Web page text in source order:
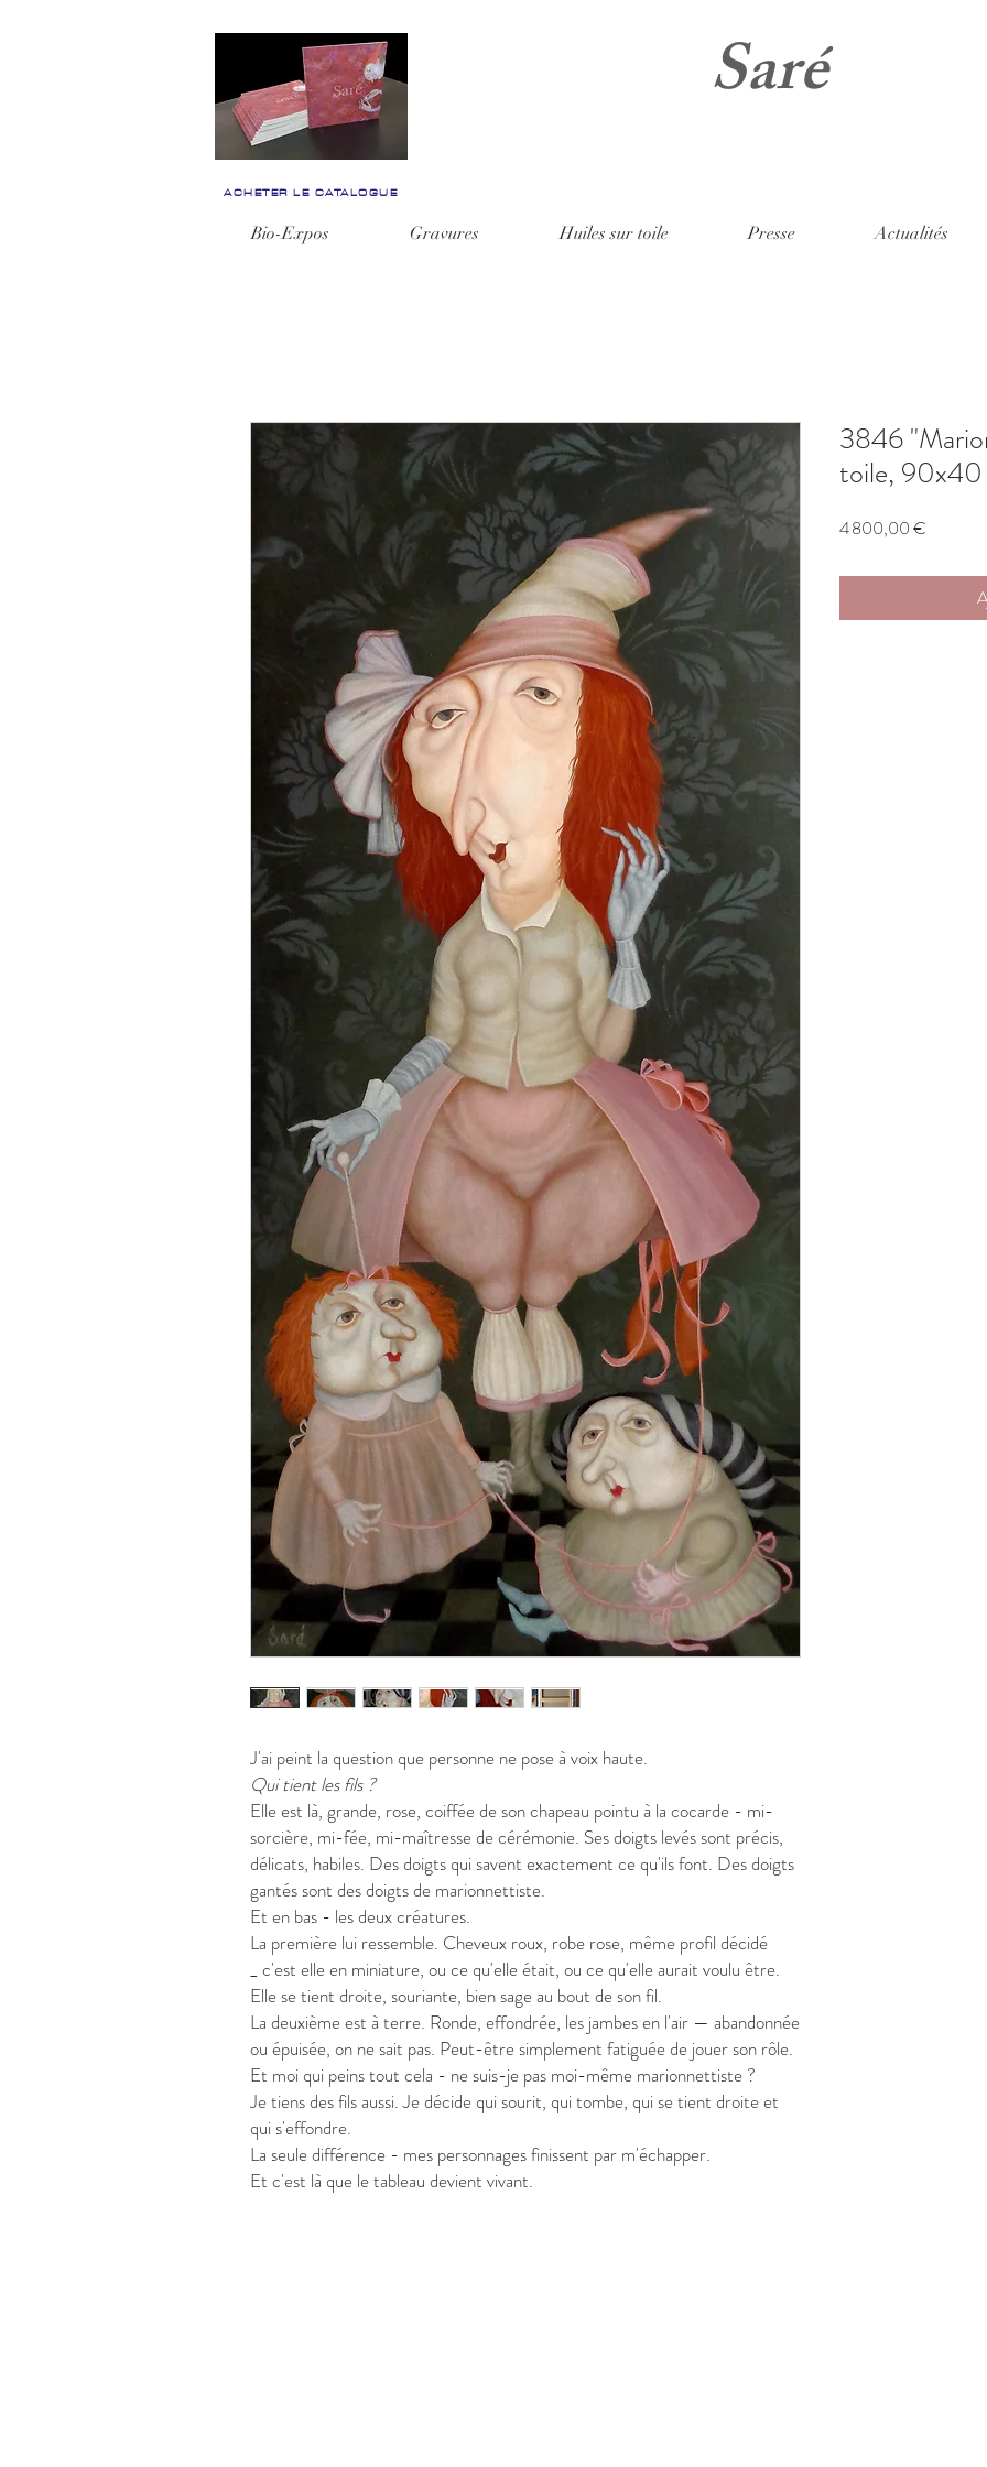
Saré
ACHETER LE CATALOGUE
Bio-Expos Gravures Huiles sur toile Presse Actualités
J'ai peint la question que personne ne pose à voix haute.
Qui tient les fils ?
Elle est là, grande, rose, coiffée de son chapeau pointu à la cocarde - mi-
sorcière, mi-fée, mi-maîtresse de cérémonie. Ses doigts levés sont précis,
délicats, habiles. Des doigts qui savent exactement ce qu'ils font. Des doigts
gantés sont des doigts de marionnettiste.
Et en bas - les deux créatures.
La première lui ressemble. Cheveux roux, robe rose, même profil décidé
_ c'est elle en miniature, ou ce qu'elle était, ou ce qu'elle aurait voulu être.
Elle se tient droite, souriante, bien sage au bout de son fil.
La deuxième est à terre. Ronde, effondrée, les jambes en l'air — abandonnée
ou épuisée, on ne sait pas. Peut-être simplement fatiguée de jouer son rôle.
Et moi qui peins tout cela - ne suis-je pas moi-même marionnettiste ?
Je tiens des fils aussi. Je décide qui sourit, qui tombe, qui se tient droite et
qui s'effondre.
La seule différence - mes personnages finissent par m'échapper.
Et c'est là que le tableau devient vivant.
3846
toile, 90x40
4 800,00 €